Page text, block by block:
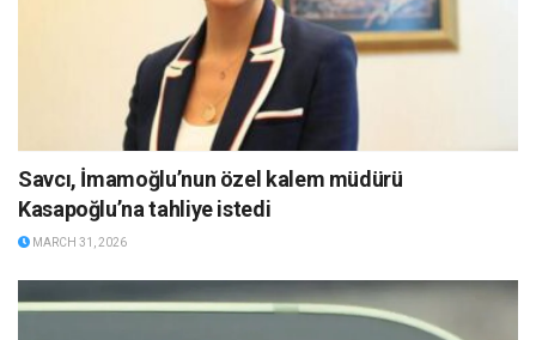
Savcı, İmamoğlu’nun özel kalem müdürü
Kasapoğlu’na tahliye istedi
MARCH 31, 2026